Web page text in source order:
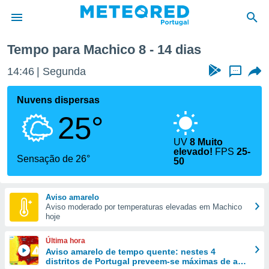
da
foi
fornecidas
a este
das
e
forma
digital
Tempo para Machico 8 - 14 dias
14:46 Segunda ...
Nuvens dispersas
25°
Sensação de 26°
UV8 Muito
elevado! FPS25-
50
Aviso amarelo
Aviso moderado por temperaturas elevadas em Machico
hoje
Última hora
Aviso amarelo de tempo quente: nestes 4
distritos de Portugal preveem-se máximas de até